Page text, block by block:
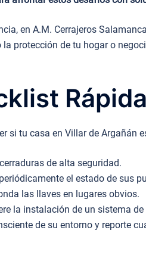
en A.M. Cerrajeros
protección de tu hogar o
si tu casa en Villar de Argañán
de alta seguridad.
el estado de sus
las llaves en lugares obvios.
la instalación de un sistema
de su entorno y reporte